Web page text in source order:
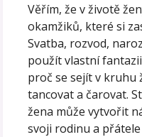
Věřím, že v životě
okamžiků, které si
Svatba, rozvod,
použít vlastní
proč se sejít v kruhu
tancovat a čarovat.
žena může vytvořit
svoji rodinu a přátele